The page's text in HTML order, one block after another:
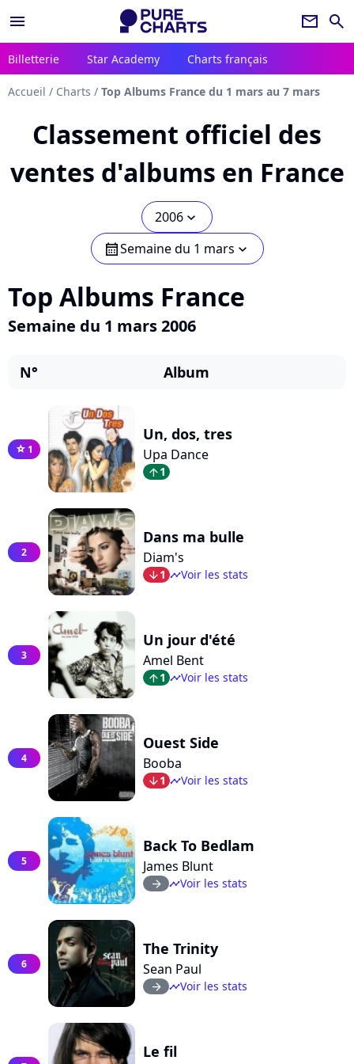
menu newsletter search
Billetterie Star Academy Charts français
Accueil / Charts / Top Albums France du 1 mars au 7 mars
Classement officiel des
ventes d'albums en France
2006 chevron_bot
calendarSemaine du 1 mars chevron_bot
Top Albums France
Semaine du 1 mars 2006
N° Album
star 1
Un, dos, tres
Upa Dance
arrow_top1
2
Dans ma bulle
Diam's
arrow_bot1 timelineVoir les stats
3
Un jour d'été
Amel Bent
arrow_top1 timelineVoir les stats
4
Ouest Side
Booba
arrow_bot1 timelineVoir les stats
5
Back To Bedlam
James Blunt
arrow_right timelineVoir les stats
6
The Trinity
Sean Paul
arrow_right timelineVoir les stats
Le fil